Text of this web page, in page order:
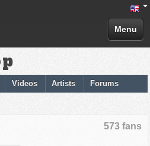
Menu
Videos Artists Forums
573 fans